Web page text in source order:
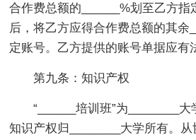
合作费总额的______%划至乙方指
后，将乙方应得合作费总额的其余
定账号。乙方提供的账号单据应有
第九条：知识产权
“______培训班”为________
知识产权归________大学所有。从